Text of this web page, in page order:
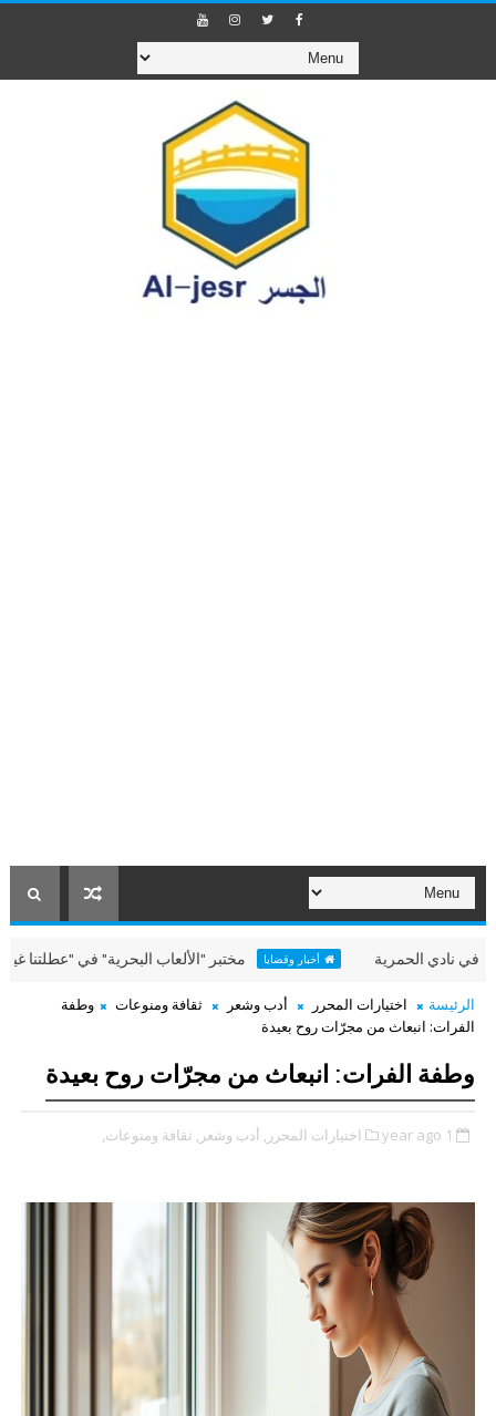
الحمرية أخبار وقضايا مختبر "الألعاب البحرية" في "عطلتنا غير"
الرئيسة اختيارات المحرر أدب وشعر ثقافة ومنوعات
وطفة
الفرات: انبعاث من مجرّات روح بعيدة
وطفة الفرات: انبعاث من مجرّات روح بعيدة
1 year ago اختيارات المحرر, أدب وشعر, ثقافة ومنوعات,